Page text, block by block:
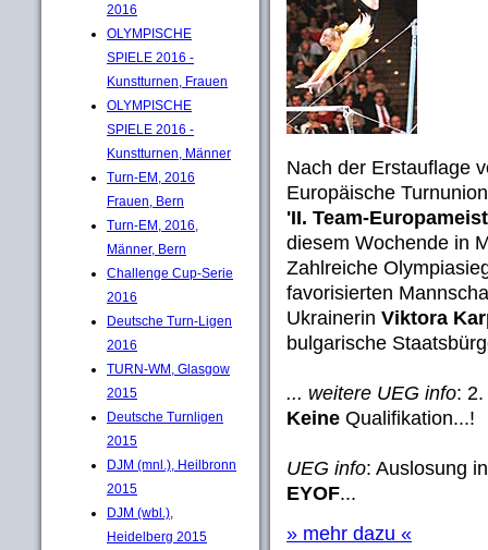
2016
OLYMPISCHE
SPIELE 2016 -
Kunstturnen, Frauen
OLYMPISCHE
SPIELE 2016 -
Kunstturnen, Männer
Turn-EM, 2016
Frauen, Bern
Turn-EM, 2016,
Männer, Bern
Challenge Cup-Serie
2016
Deutsche Turn-Ligen
2016
TURN-WM, Glasgow
2015
Deutsche Turnligen
2015
DJM (mnl.), Heilbronn
2015
DJM (wbl.),
Heidelberg 2015
Nach der Erstauflage
Europäische
'II. Team-
diesem Wochende in
Zahlreiche
favorisierten
Ukrainerin Viktora
bulgarische
... weitere UEG info:
Keine Qualifikation...!
UEG info: Auslosung
EYOF...
» mehr dazu «